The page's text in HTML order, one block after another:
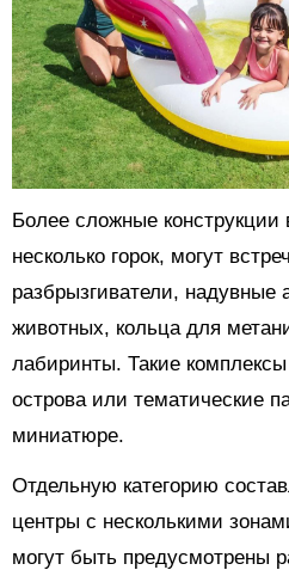
Более сложные
несколько горок, могут
разбрызгиватели, надувные
животных, кольца для
лабиринты. Такие
острова или тематические
миниатюре.
Отдельную категорию
центры с несколькими
могут быть предусмотрены